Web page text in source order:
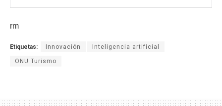
rm
Etiquetas: Innovación Inteligencia artificial
ONU Turismo